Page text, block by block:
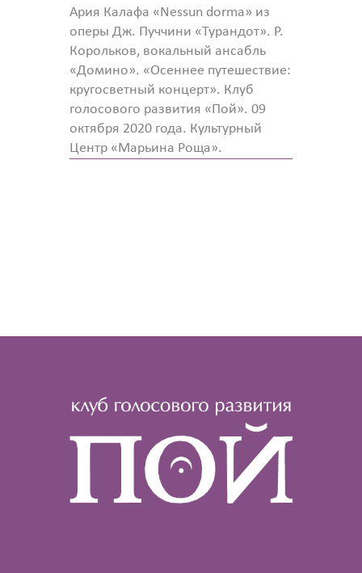
Ария Калафа «Nessun dorma» из
оперы Дж. Пуччини «Турандот». Р.
Корольков, вокальный ансабль
«Домино». «Осеннее путешествие:
кругосветный концерт». Клуб
голосового развития «Пой». 09
октября 2020 года. Культурный
Центр «Марьина Роща».